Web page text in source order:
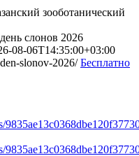
зооботанический
слонов 2026
08-06T14:35:00+03:00
slonov-2026/ Бесплатно